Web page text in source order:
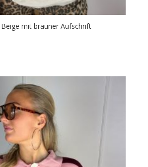
mit brauner Aufschrift